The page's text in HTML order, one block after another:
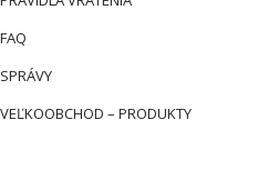
FAQ
SPRÁVY
VEĽKOOBCHOD – PRODUKTY